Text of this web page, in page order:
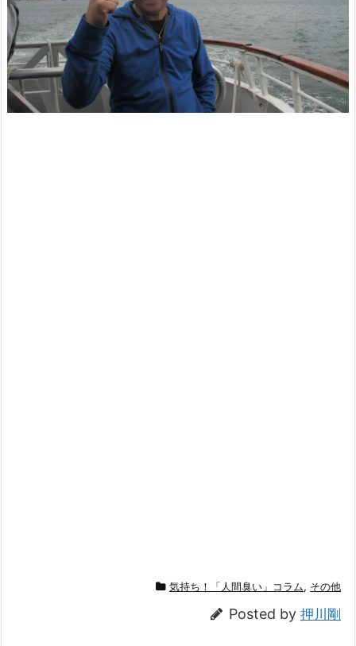
気持ち！「人間臭い」コラム, その他
Posted by 押川剛